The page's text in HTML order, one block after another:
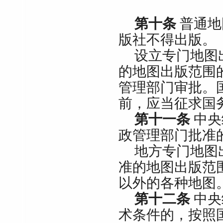
第十条普通地
版社不得出版。
设立专门地图
的地图出版范围
管理部门审批。
前，应当征求国
第十一条中央
政管理部门批准
地方专门地图
准的地图出版范
以外的各种地图
第十二条中央
术条件的，按照